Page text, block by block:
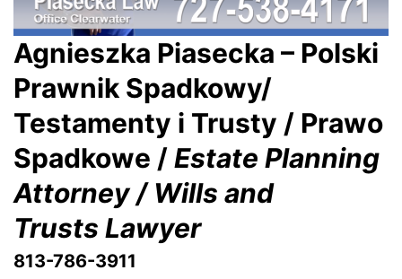
Agnieszka Piasecka – Polski
Prawnik Spadkowy/
Testamenty i Trusty / Prawo
Spadkowe /Estate Planning
Attorney / Wills and
Trusts Lawyer
813-786-3911